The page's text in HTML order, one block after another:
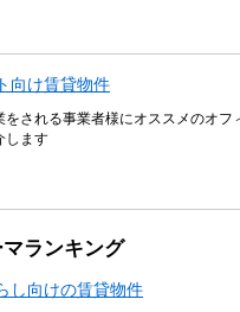
向け賃貸物件
をされる事業者様にオススメのオフ
します
ランキング
し向けの賃貸物件